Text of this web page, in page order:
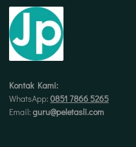
Kontak Kami:
WhatsApp: 0851 7866 5265
Email: guru@peletasli.com